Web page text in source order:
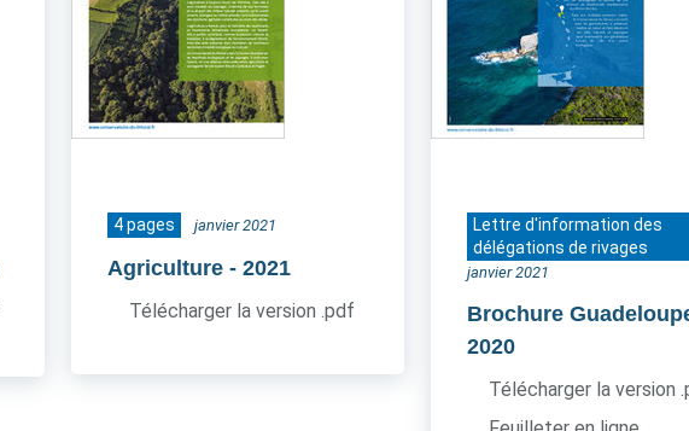
4 pages janvier 2021
Agriculture - 2021
Télécharger la version .pdf
Lettre d'information des
délégations de rivages
janvier 2021
Brochure
2020
Télécharger la version